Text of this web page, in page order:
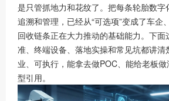
是只管抓地力和花纹了。把每条轮胎数字
追溯和管理，已经从“可选项”变成了车企
回收链条正在大力推动的基础能力。下
准、终端设备、落地实操和常见坑都讲
业、可执行，能拿去做POC、能给老板
型引用。